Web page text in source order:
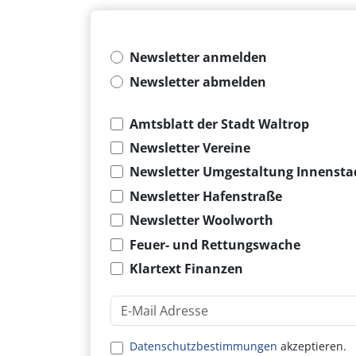
Newsletter anmelden
Newsletter abmelden
Amtsblatt der Stadt Waltrop
Newsletter Vereine
Newsletter Umgestaltung
Newsletter Hafenstraße
Newsletter Woolworth
Feuer- und Rettungswache
Klartext Finanzen
E-Mail-Adresse
Datenschutz
Datenschutzbestimmungen akzeptieren.